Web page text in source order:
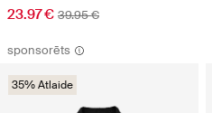
23.97 € 39.95 €
sponsorēts
35% Atlaide